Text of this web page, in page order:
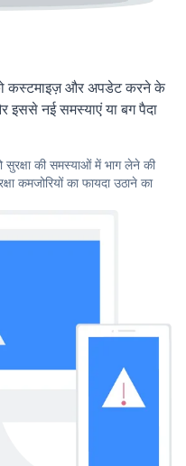
कस्टमाइज़ और अपडेट करने के
नई समस्याएं या बग पैदा
की समस्याओं में भाग लेने की
कमजोरियों का फायदा उठाने का